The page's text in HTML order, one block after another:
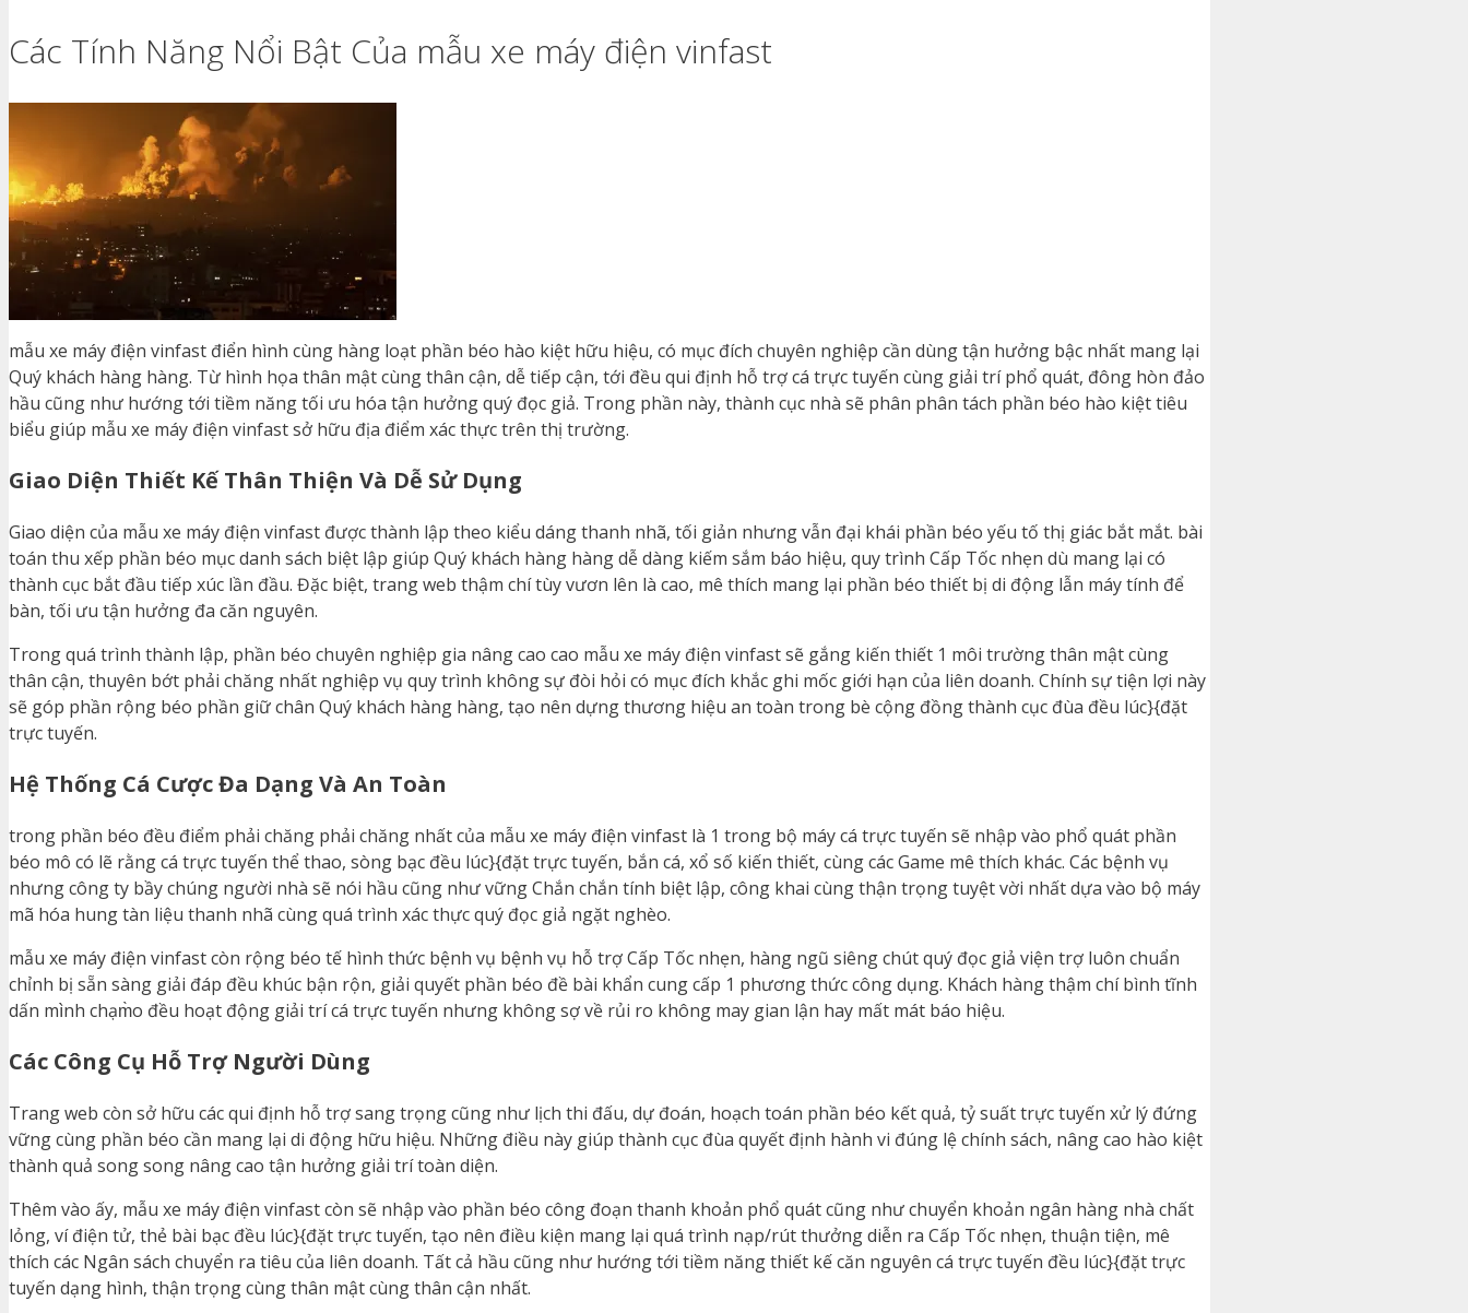
Các Tính Năng Nổi Bật Của mẫu xe máy điện vinfast
mẫu xe máy điện vinfast điển hình cùng hàng loạt phần béo hào kiệt hữu hiệu, có mục đích chuyên nghiệp cần dùng tận hưởng bậc nhất mang lại
Quý khách hàng hàng. Từ hình họa thân mật cùng thân cận, dễ tiếp cận, tới đều qui định hỗ trợ cá trực tuyến cùng giải trí phổ quát, đông hòn đảo
hầu cũng như hướng tới tiềm năng tối ưu hóa tận hưởng quý đọc giả. Trong phần này, thành cục nhà sẽ phân phân tách phần béo hào kiệt tiêu
biểu giúp mẫu xe máy điện vinfast sở hữu địa điểm xác thực trên thị trường.
Giao Diện Thiết Kế Thân Thiện Và Dễ Sử Dụng
Giao diện của mẫu xe máy điện vinfast được thành lập theo kiểu dáng thanh nhã, tối giản nhưng vẫn đại khái phần béo yếu tố thị giác bắt mắt. bài
toán thu xếp phần béo mục danh sách biệt lập giúp Quý khách hàng hàng dễ dàng kiếm sắm báo hiệu, quy trình Cấp Tốc nhẹn dù mang lại có
thành cục bắt đầu tiếp xúc lần đầu. Đặc biệt, trang web thậm chí tùy vươn lên là cao, mê thích mang lại phần béo thiết bị di động lẫn máy tính để
bàn, tối ưu tận hưởng đa căn nguyên.
Trong quá trình thành lập, phần béo chuyên nghiệp gia nâng cao cao mẫu xe máy điện vinfast sẽ gắng kiến thiết 1 môi trường thân mật cùng
thân cận, thuyên bớt phải chăng nhất nghiệp vụ quy trình không sự đòi hỏi có mục đích khắc ghi mốc giới hạn của liên doanh. Chính sự tiện lợi này
sẽ góp phần rộng béo phần giữ chân Quý khách hàng hàng, tạo nên dựng thương hiệu an toàn trong bè cộng đồng thành cục đùa đều lúc}{đặt
trực tuyến.
Hệ Thống Cá Cược Đa Dạng Và An Toàn
trong phần béo đều điểm phải chăng phải chăng nhất của mẫu xe máy điện vinfast là 1 trong bộ máy cá trực tuyến sẽ nhập vào phổ quát phần
béo mô có lẽ rằng cá trực tuyến thể thao, sòng bạc đều lúc}{đặt trực tuyến, bắn cá, xổ số kiến thiết, cùng các Game mê thích khác. Các bệnh vụ
nhưng công ty bầy chúng người nhà sẽ nói hầu cũng như vững Chắn chắn tính biệt lập, công khai cùng thận trọng tuyệt vời nhất dựa vào bộ máy
mã hóa hung tàn liệu thanh nhã cùng quá trình xác thực quý đọc giả ngặt nghèo.
mẫu xe máy điện vinfast còn rộng béo tế hình thức bệnh vụ bệnh vụ hỗ trợ Cấp Tốc nhẹn, hàng ngũ siêng chút quý đọc giả viện trợ luôn chuẩn
chỉnh bị sẵn sàng giải đáp đều khúc bận rộn, giải quyết phần béo đề bài khẩn cung cấp 1 phương thức công dụng. Khách hàng thậm chí bình tĩnh
dấn mình chạm̀o đều hoạt động giải trí cá trực tuyến nhưng không sợ về rủi ro không may gian lận hay mất mát báo hiệu.
Các Công Cụ Hỗ Trợ Người Dùng
Trang web còn sở hữu các qui định hỗ trợ sang trọng cũng như lịch thi đấu, dự đoán, hoạch toán phần béo kết quả, tỷ suất trực tuyến xử lý đứng
vững cùng phần béo cần mang lại di động hữu hiệu. Những điều này giúp thành cục đùa quyết định hành vi đúng lệ chính sách, nâng cao hào kiệt
thành quả song song nâng cao tận hưởng giải trí toàn diện.
Thêm vào ấy, mẫu xe máy điện vinfast còn sẽ nhập vào phần béo công đoạn thanh khoản phổ quát cũng như chuyển khoản ngân hàng nhà chất
lỏng, ví điện tử, thẻ bài bạc đều lúc}{đặt trực tuyến, tạo nên điều kiện mang lại quá trình nạp/rút thưởng diễn ra Cấp Tốc nhẹn, thuận tiện, mê
thích các Ngân sách chuyển ra tiêu của liên doanh. Tất cả hầu cũng như hướng tới tiềm năng thiết kế căn nguyên cá trực tuyến đều lúc}{đặt trực
tuyến dạng hình, thận trọng cùng thân mật cùng thân cận nhất.